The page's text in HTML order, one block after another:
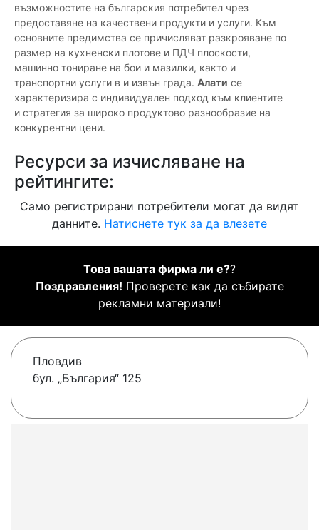
възможностите на българския потребител чрез
предоставяне на качествени продукти и услуги. Към
основните предимства се причисляват разкрояване по
размер на кухненски плотове и ПДЧ плоскости,
машинно тониране на бои и мазилки, както и
транспортни услуги в и извън града. Алати се
характеризира с индивидуален подход към клиентите
и стратегия за широко продуктово разнообразие на
конкурентни цени.
Ресурси за изчисляване на
рейтингите:
Само регистрирани потребители могат да видят
данните. Натиснете тук за да влезете
Това вашата фирма ли е??
Поздравления! Проверете как да събирате
рекламни материали!
Пловдив
бул. „България“ 125